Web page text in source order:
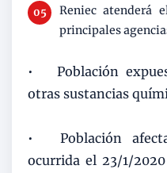
Reniec atenderá
principales
•
Población
otras sustancias
•
Población
ocurrida el 23/1/